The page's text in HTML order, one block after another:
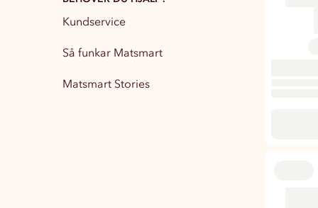
Partytillbehör
Kundservice
Så funkar Matsmart
Matsmart Stories